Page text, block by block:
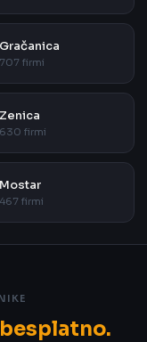
Gračanica
707 firmi
Zenica
630 firmi
Mostar
467 firmi
besplatno.